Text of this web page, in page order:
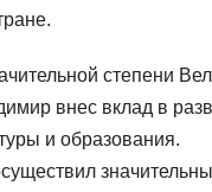
степени
внес вклад в
и образования.